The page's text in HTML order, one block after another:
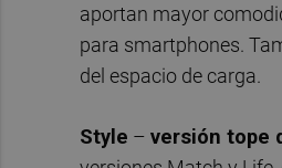
aportan mayor
para smartphones.
del espacio de carga.
Style – versión tope